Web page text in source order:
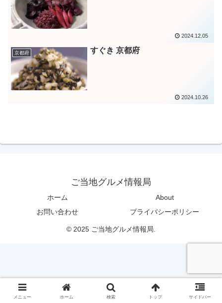
2024.12.05
京都府 すぐき 京都府
2024.10.26
ご当地グルメ情報局
ホーム
About
お問い合わせ
プライバシーポリシー
© 2025 ご当地グルメ情報局.
メニュー ホーム 検索 トップ サイドバー